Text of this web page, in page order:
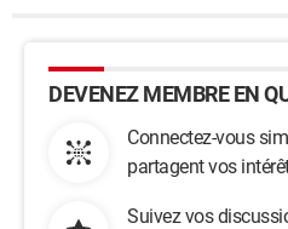
DEVENEZ MEMBRE EN
Connectez-vous
partagent vos
Suivez vos